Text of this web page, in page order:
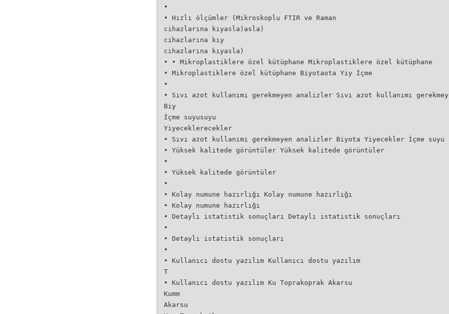
•
• Hızlı ölçümler (Mikroskoplu FTIR ve Raman
cihazlarına kıyasla)asla)
cihazlarına kıy
cihazlarına kıyasla)
• • Mikroplastiklere özel kütüphane Mikroplastiklere özel kütüphane
• Mikroplastiklere özel kütüphane Biyotaota Yiy İçme
•
• Sıvı azot kullanımı gerekmeyen analizler Sıvı azot kullanımı
Biy
İçme suyusuyu
Yiyeceklerecekler
• Sıvı azot kullanımı gerekmeyen analizler Biyota Yiyecekler İçme suyu
• Yüksek kalitede görüntüler Yüksek kalitede görüntüler
•
• Yüksek kalitede görüntüler
•
• Kolay numune hazırlığı Kolay numune hazırlığı
• Kolay numune hazırlığı
• Detaylı istatistik sonuçları Detaylı istatistik sonuçları
•
• Detaylı istatistik sonuçları
•
• Kullanıcı dostu yazılım Kullanıcı dostu yazılım
T
• Kullanıcı dostu yazılım Ku Toprakoprak Akarsu
Kumm
Akarsu